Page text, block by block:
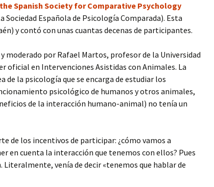
CCSS (2014)
FC Intervenciones
Introducción a las IAA en
U. Sevilla (2013-2017)
Máster en Aplicaciones
del Perro… (2008-12)
Spanish Society for Comparative Psychology
Española de Psicología Comparada). Esta
y contó con unas cuantas decenas de participantes.
moderado por Rafael Martos, profesor de la Universidad
oficial en Intervenciones Asistidas con Animales. La
de la psicología que se encarga de estudiar los
psicológico de humanos y otros animales,
de la interacción humano-animal) no tenía un
de los incentivos de participar: ¿cómo vamos a
en cuenta la interacción que tenemos con ellos? Pues
venía de decir «tenemos que hablar de